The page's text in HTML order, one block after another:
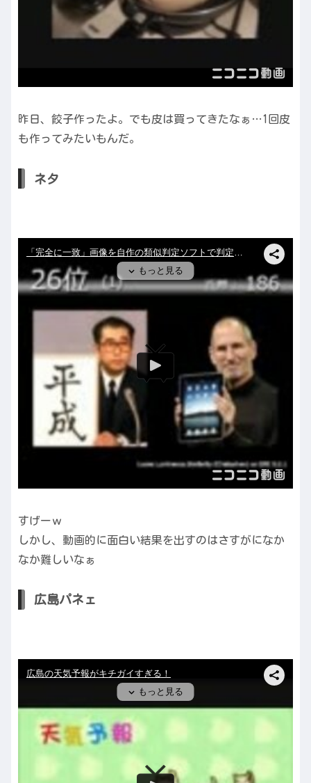
昨日、餃子作ったよ。でも皮は買ってきたなぁ…1回皮
も作ってみたいもんだ。
ネタ
すげーｗ
しかし、動画的に面白い結果を出すのはさすがになか
なか難しいなぁ
広島パネェ